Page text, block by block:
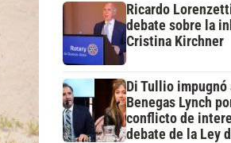
Ricardo
debate sobre la
Cristina Kirchner
Di Tullio impugnó
Benegas Lynch
conflicto de
debate de la Ley